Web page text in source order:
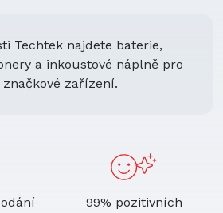
Techtek najdete baterie,
a inkoustové náplně pro
značkové zařízení.
99% pozitivních